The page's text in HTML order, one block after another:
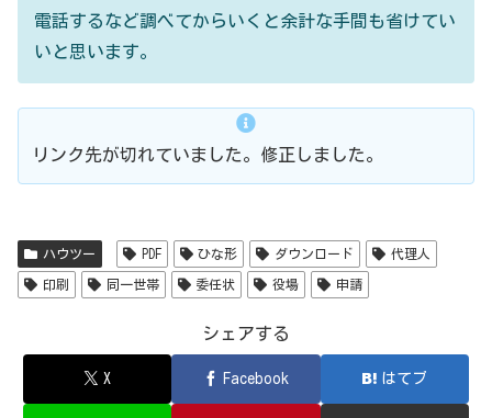
電話するなど調べてからいくと余計な手間も省けてい
いと思います。
リンク先が切れていました。修正しました。
ハウツー PDF ひな形 ダウンロード 代理人
印刷 同一世帯 委任状 役場 申請
シェアする
X Facebook はてブ